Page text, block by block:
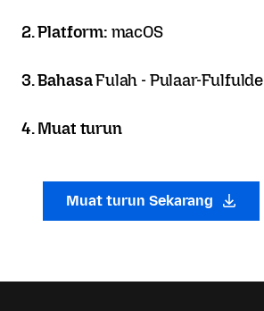
2. Platform: macOS
3. BahasaFulah - Pulaar-Fulfulde
4. Muat turun
Muat turun Sekarang